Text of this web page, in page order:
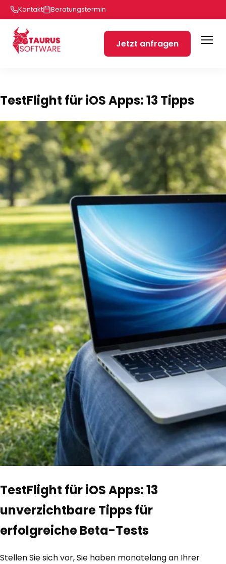
Kontakt Beratungstermin
Jetzt anfragen
TestFlight für iOS Apps: 13 Tipps
TestFlight für iOS Apps: 13
unverzichtbare Tipps für
erfolgreiche Beta-Tests
Stellen Sie sich vor, Sie haben monatelang an Ihrer